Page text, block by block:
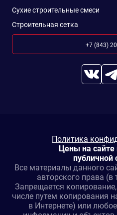
Сухие строительные смеси
Строительная сетка
+7 (843)
Цены на сайте
публичной
Все материалы данного
авторского права
Запрещается
числе путем копирования
в Интернете) или
Политика